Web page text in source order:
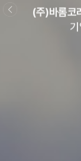
(주)바롬코